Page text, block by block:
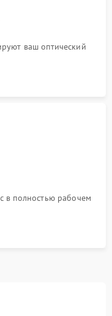
ваш оптический
в полностью рабочем